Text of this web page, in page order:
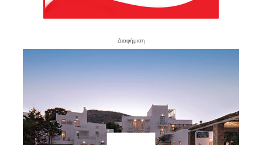
- Διαφήμιση -